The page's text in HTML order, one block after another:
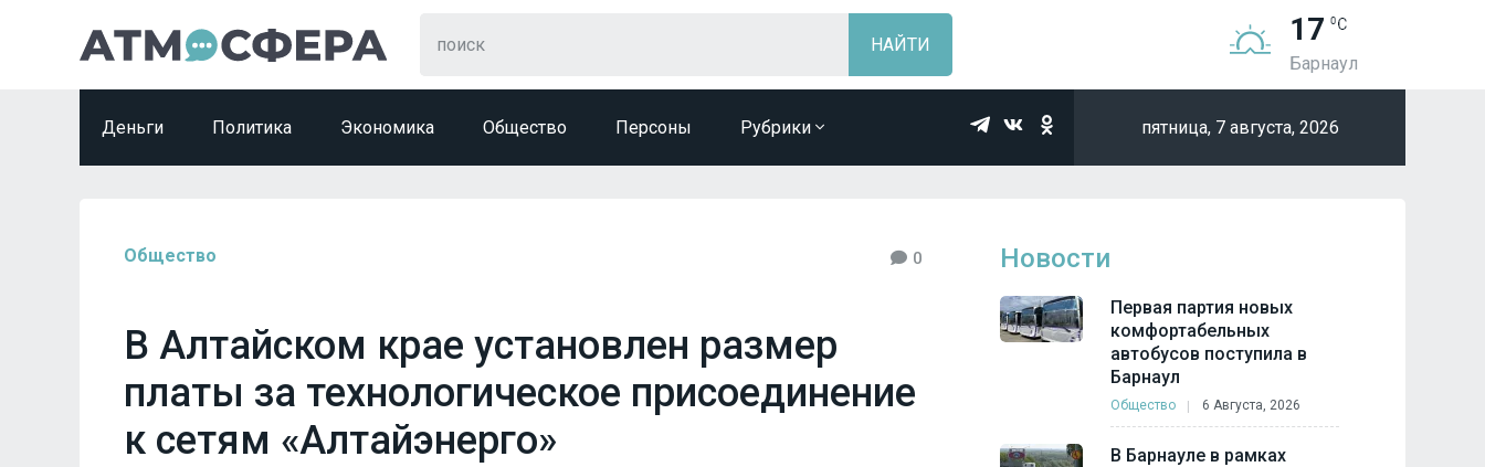
17
Барнаул
Деньги Политика Экономика Общество Персоны Рубрики пятница, 7 августа, 2026
Общество 0
В Алтайском крае установлен размер
платы за технологическое присоединение
к сетям «Алтайэнерго»
Новости
Первая партия новых
комфортабельных
автобусов поступила в
Барнаул
Общество 6 Августа, 2026
В Барнауле в рамках